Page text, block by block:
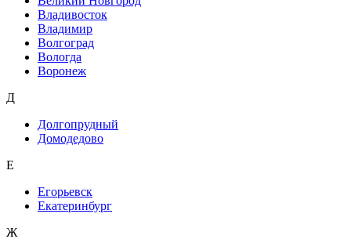
Владивосток
Владимир
Волгоград
Вологда
Воронеж
Д
Долгопрудный
Домодедово
Е
Егорьевск
Екатеринбург
Ж